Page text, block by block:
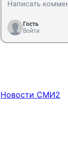
Гость
Войти
Новости СМИ2